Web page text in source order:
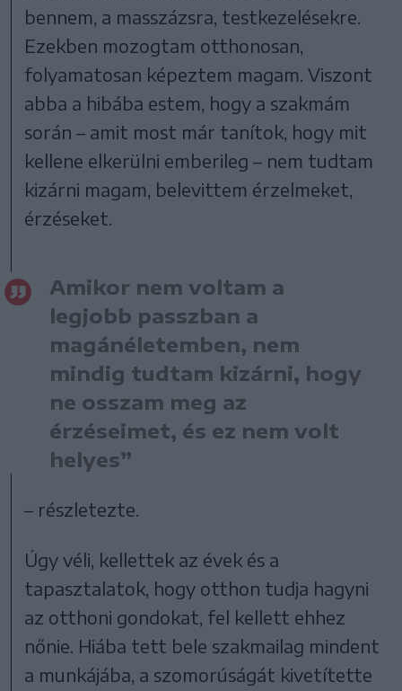
bennem, a masszázsra, testkezelésekre.
Ezekben mozogtam otthonosan,
folyamatosan képeztem magam. Viszont
abba a hibába estem, hogy a szakmám
során – amit most már tanítok, hogy mit
kellene elkerülni emberileg – nem tudtam
kizárni magam, belevittem érzelmeket,
érzéseket.
Amikor nem voltam a
legjobb passzban a
magánéletemben, nem
mindig tudtam kizárni, hogy
ne osszam meg az
érzéseimet, és ez nem volt
helyes”
– részletezte.
Úgy véli, kellettek az évek és a
tapasztalatok, hogy otthon tudja hagyni
az otthoni gondokat, fel kellett ehhez
nőnie. Hiába tett bele szakmailag mindent
a munkájába, a szomorúságát kivetítette